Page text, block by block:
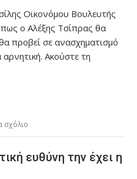
Οικονόμου Βουλευτής
πως ο Αλέξης Τσίπρας θα
προβεί σε ανασχηματισμό
Ακούστε τη
σχόλιο
ευθύνη την έχει η